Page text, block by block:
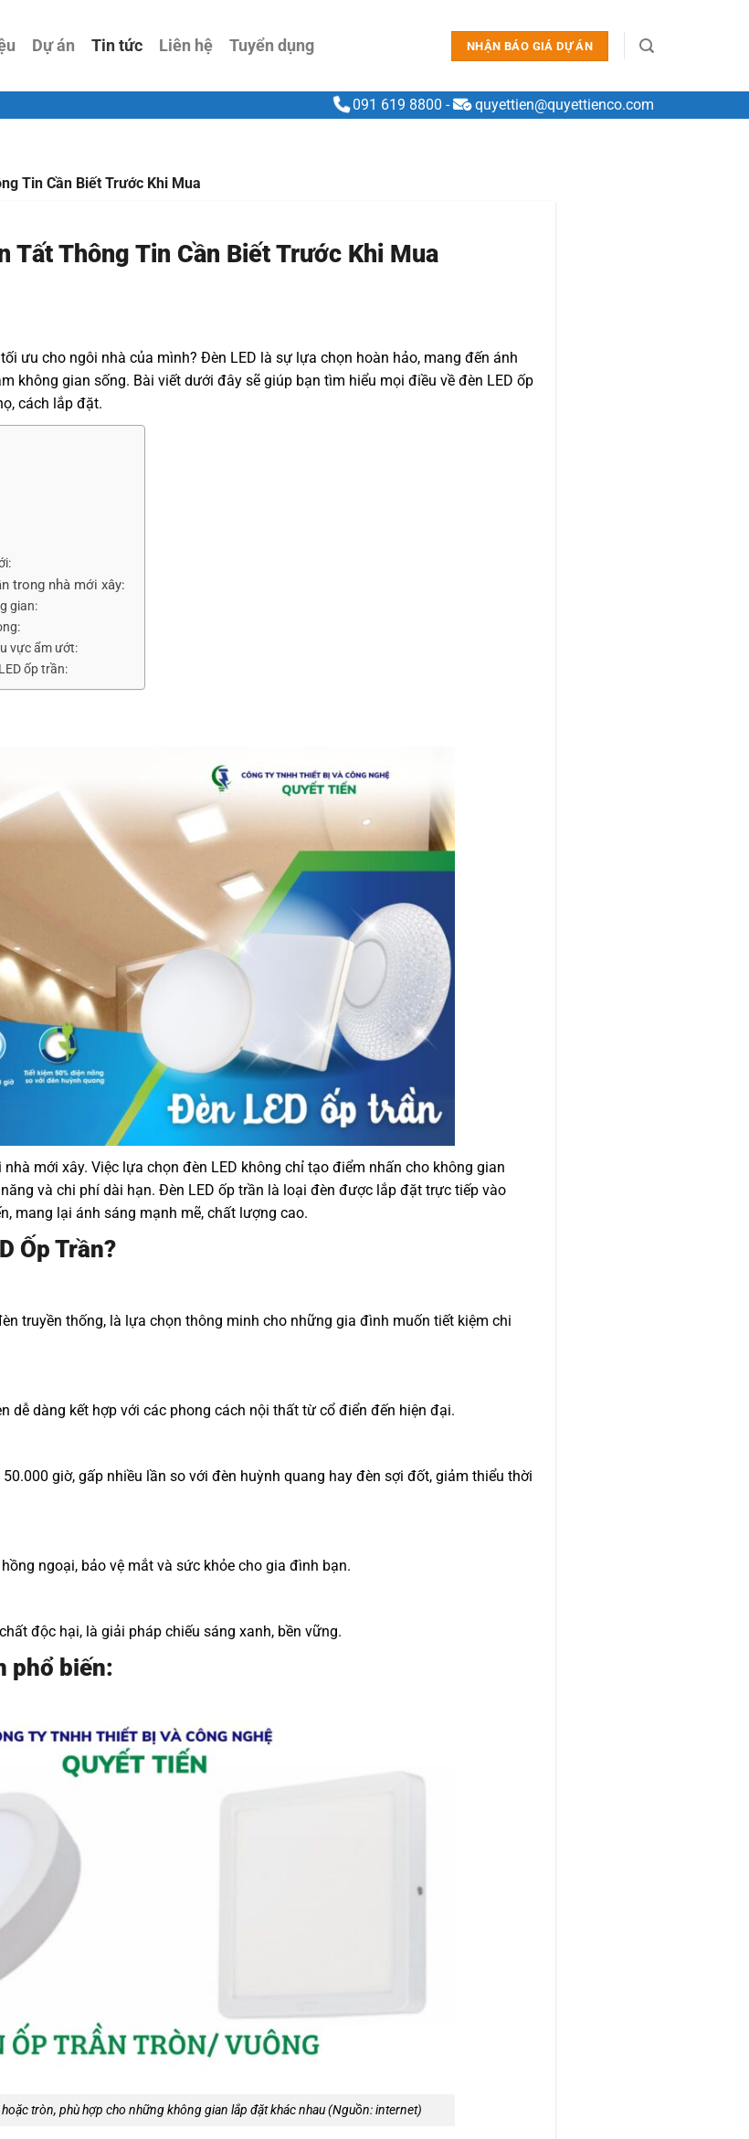
Dự án Tin tức Liên hệ Tuyển dụng NHẬN BÁO GIÁ DỰ ÁN
091 619 8800 - quyettien@quyettienco.com
Tin Cần Biết Trước Khi Mua
Tất Thông Tin Cần Biết Trước Khi Mua
ưu cho ngôi nhà của mình? Đèn LED là sự lựa chọn hoàn hảo, mang đến ánh
không gian sống. Bài viết dưới đây sẽ giúp bạn tìm hiểu mọi điều về đèn LED ốp
cách lắp đặt.
trong nhà mới xây:
gian:
vực ẩm ướt:
ốp trần:
mới xây. Việc lựa chọn đèn LED không chỉ tạo điểm nhấn cho không gian
và chi phí dài hạn. Đèn LED ốp trần là loại đèn được lắp đặt trực tiếp vào
mang lại ánh sáng mạnh mẽ, chất lượng cao.
Ốp Trần?
truyền thống, là lựa chọn thông minh cho những gia đình muốn tiết kiệm chi
dễ dàng kết hợp với các phong cách nội thất từ cổ điển đến hiện đại.
giờ, gấp nhiều lần so với đèn huỳnh quang hay đèn sợi đốt, giảm thiểu thời
ngoại, bảo vệ mắt và sức khỏe cho gia đình bạn.
độc hại, là giải pháp chiếu sáng xanh, bền vững.
phổ biến:
tròn, phù hợp cho những không gian lắp đặt khác nhau (Nguồn: internet)